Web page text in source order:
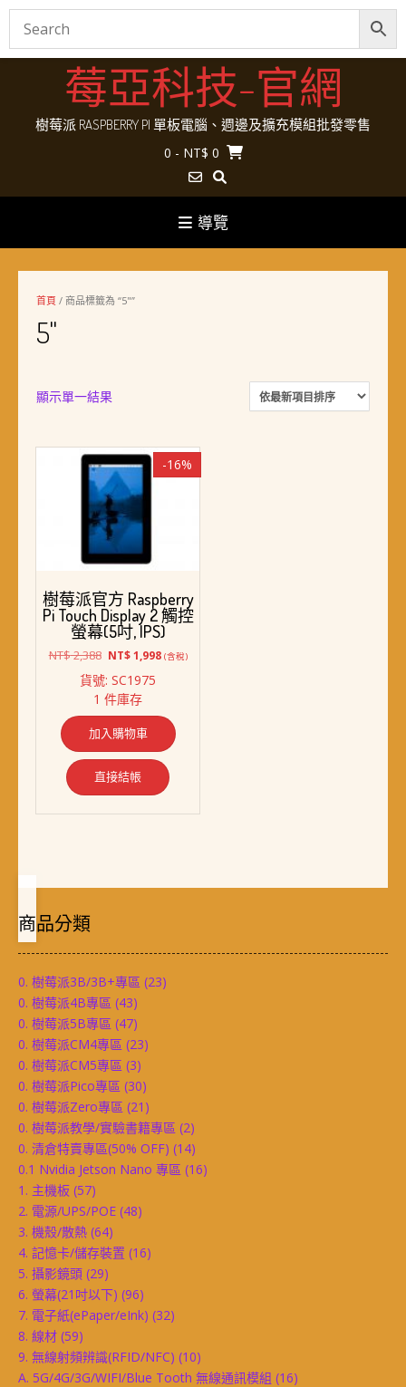
Skip
莓亞科技-官網
樹莓派 RASPBERRY PI 單板電腦、週邊及擴充模組批發零售
0 - NT$ 0
導覽
首頁 / 商品標籤為 “5"”
5"
顯示單一結果
-16%
樹莓派官方 Raspberry
Pi Touch Display 2 觸控
螢幕(5吋, IPS)
NT$2,388 原
價
格：
NT$ 2,388。
NT$1,998目
NT$ 1,998。
(含稅)
貨號: SC1975
1 件庫存
加入購物車
直接結帳
商品分類
0. 樹莓派3B/3B+專區 (23)
0. 樹莓派4B專區 (43)
0. 樹莓派5B專區 (47)
0. 樹莓派CM4專區 (23)
0. 樹莓派CM5專區 (3)
0. 樹莓派Pico專區 (30)
0. 樹莓派Zero專區 (21)
0. 樹莓派教學/實驗書籍專區 (2)
0. 清倉特賣專區(50% OFF) (14)
0.1 Nvidia Jetson Nano 專區 (16)
1. 主機板 (57)
2. 電源/UPS/POE (48)
3. 機殼/散熱 (64)
4. 記憶卡/儲存裝置 (16)
5. 攝影鏡頭 (29)
6. 螢幕(21吋以下) (96)
7. 電子紙(ePaper/eInk) (32)
8. 線材 (59)
9. 無線射頻辨識(RFID/NFC) (10)
A. 5G/4G/3G/WIFI/Blue Tooth 無線通訊模組 (16)